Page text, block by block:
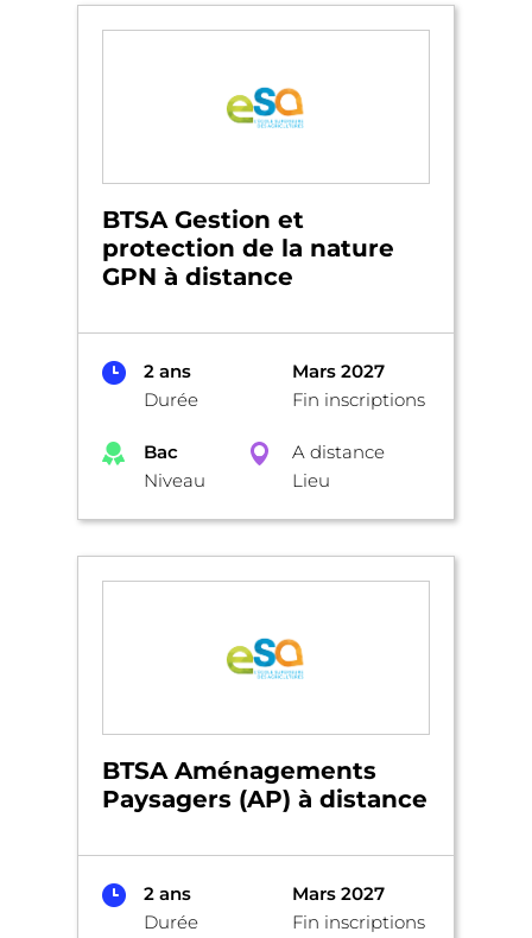
BTSA Gestion et
protection de la nature
GPN à distance
2 ans
Durée
Mars 2027
Fin inscriptions
Bac
Niveau
A distance
Lieu
BTSA Aménagements
Paysagers (AP) à distance
2 ans
Durée
Mars 2027
Fin inscriptions